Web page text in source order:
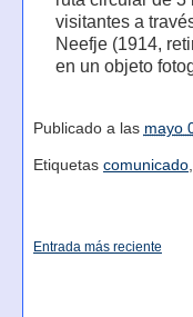
visitantes a
Neefje (1914,
en un objeto
Publicado a las mayo
Etiquetas comunicado,
Entrada más reciente